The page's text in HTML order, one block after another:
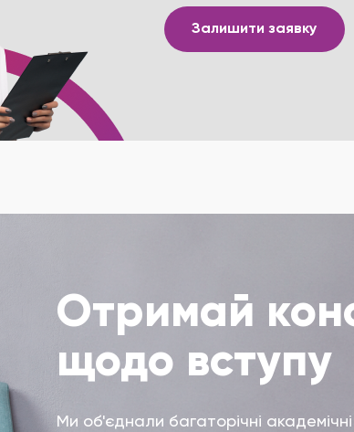
Залишити заявку
Отримай
щодо вступу
Ми об'єднали багаторічні академічні